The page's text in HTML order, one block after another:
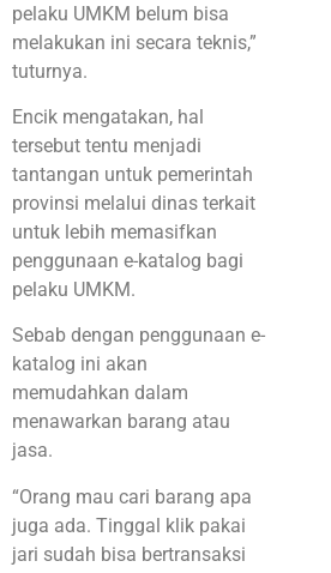
pelaku UMKM belum bisa
melakukan ini secara teknis,”
tuturnya.
Encik mengatakan, hal
tersebut tentu menjadi
tantangan untuk pemerintah
provinsi melalui dinas terkait
untuk lebih memasifkan
penggunaan e-katalog bagi
pelaku UMKM.
Sebab dengan penggunaan e-
katalog ini akan
memudahkan dalam
menawarkan barang atau
jasa.
“Orang mau cari barang apa
juga ada. Tinggal klik pakai
jari sudah bisa bertransaksi